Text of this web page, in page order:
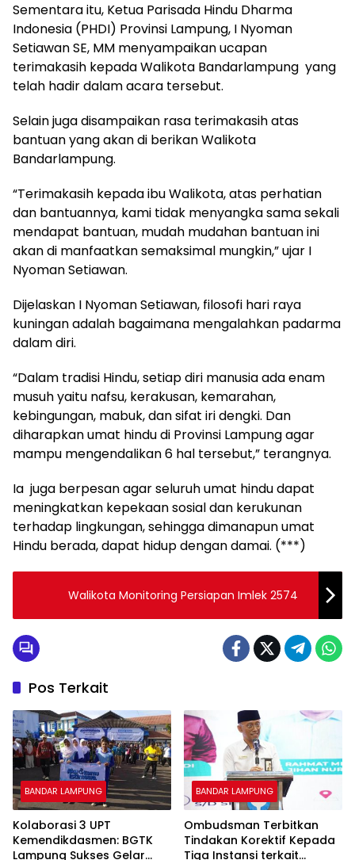
Sementara itu, Ketua Parisada Hindu Dharma
Indonesia (PHDI) Provinsi Lampung, I Nyoman
Setiawan SE, MM menyampaikan ucapan
terimakasih kepada Walikota Bandarlampung yang
telah hadir dalam acara tersebut.
Selain juga disampaikan rasa terimakasih atas
bantuan yang akan di berikan Walikota
Bandarlampung.
“Terimakasih kepada ibu Walikota, atas perhatian
dan bantuannya, kami tidak menyangka sama sekali
mendapat bantuan, mudah mudahan bantuan ini
akan di manfaatkan semaksimal mungkin,” ujar I
Nyoman Setiawan.
Dijelaskan I Nyoman Setiawan, filosofi hari raya
kuningan adalah bagaimana mengalahkan padarma
dalam diri.
“Dalam tradisi Hindu, setiap diri manusia ada enam
musuh yaitu nafsu, kerakusan, kemarahan,
kebingungan, mabuk, dan sifat iri dengki. Dan
diharapkan umat hindu di Provinsi Lampung agar
mampu mengendalikan 6 hal tersebut,” terangnya.
Ia juga berpesan agar seluruh umat hindu dapat
meningkatkan kepekaan sosial dan kerukunan
terhadap lingkungan, sehingga dimanapun umat
Hindu berada, dapat hidup dengan damai. (***)
Walikota Monitoring Persiapan Imlek 2574
Pos Terkait
BANDAR LAMPUNG
Kolaborasi 3 UPT
Kemendikdasmen: BGTK
Lampung Sukses Gelar
BANDAR LAMPUNG
Ombudsman Terbitkan
Tindakan Korektif Kepada
Tiga Instansi terkait